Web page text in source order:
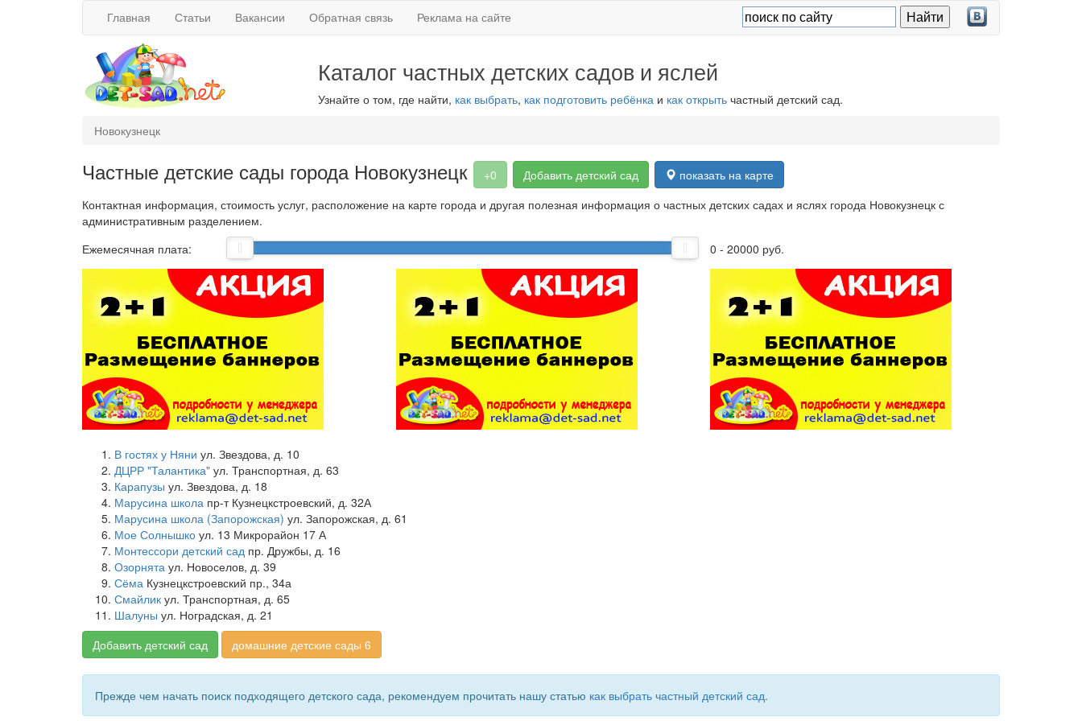
Главная Статьи Вакансии Обратная связь Реклама на сайте
Каталог частных детских садов и яслей
Узнайте о том, где найти, как выбрать, как подготовить ребёнкаи как открытьчастный детский сад.
Новокузнецк
Частные детские сады города Новокузнецк +0 Добавить детский сад
показать на карте
Контактная информация, стоимость услуг, расположение на карте города и другая полезная информация о частных детских садах и яслях города Новокузнецк с
административным разделением.
Ежемесячная плата:
0 - 20000 руб.
В гостях у Няни ул. Звездова, д. 10
ДЦРР "Талантика" ул. Транспортная, д. 63
Карапузы ул. Звездова, д. 18
Марусина школа пр-т Кузнецкстроевский, д. 32А
Марусина школа (Запорожская) ул. Запорожская, д. 61
Мое Солнышко ул. 13 Микрорайон 17 А
Монтессори детский сад пр. Дружбы, д. 16
Озорнята ул. Новоселов, д. 39
Сёма Кузнецкстроевский пр., 34а
Смайлик ул. Транспортная, д. 65
Шалуны ул. Ноградская, д. 21
Добавить детский сад
домашние детские сады 6
Прежде чем начать поиск подходящего детского сада, рекомендуем прочитать нашу статью как выбрать частный детский сад.